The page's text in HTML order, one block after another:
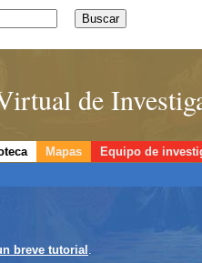
de
Mapas Equipo de
breve tutorial .